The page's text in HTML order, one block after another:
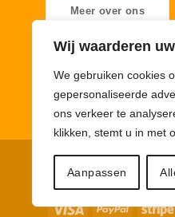
Wij waarderen
We gebruiken cookies
gepersonaliseerde
ons verkeer te
klikken, stemt u in met
Aanpassen
Meer over ons
Privacybeleid